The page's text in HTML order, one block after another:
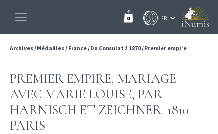
0
Archives/ Médailles/ France/ Du Consulat à 1870/ Premier empire
PREMIER EMPIRE, MARIAGE
AVEC MARIE LOUISE, PAR
HARNISCH ET ZEICHNER, 1810
PARIS